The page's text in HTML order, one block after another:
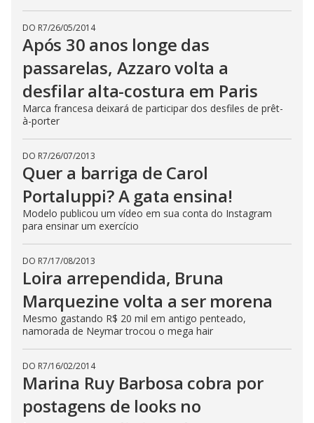
DO R7/26/05/2014
Após 30 anos longe das
passarelas, Azzaro volta a
desfilar alta-costura em Paris
Marca francesa deixará de participar dos desfiles de prêt-
à-porter
DO R7/26/07/2013
Quer a barriga de Carol
Portaluppi? A gata ensina!
Modelo publicou um vídeo em sua conta do Instagram
para ensinar um exercício
DO R7/17/08/2013
Loira arrependida, Bruna
Marquezine volta a ser morena
Mesmo gastando R$ 20 mil em antigo penteado,
namorada de Neymar trocou o mega hair
DO R7/16/02/2014
Marina Ruy Barbosa cobra por
postagens de looks no